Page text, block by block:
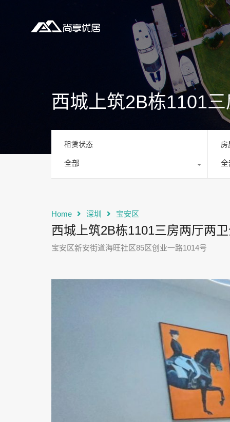
西城上筑2B栋1101
租赁状态
全部
房
全
Home 深圳 宝安区
西城上筑2B栋1101三房两厅两
宝安区新安街道海旺社区85区创业一路1014号